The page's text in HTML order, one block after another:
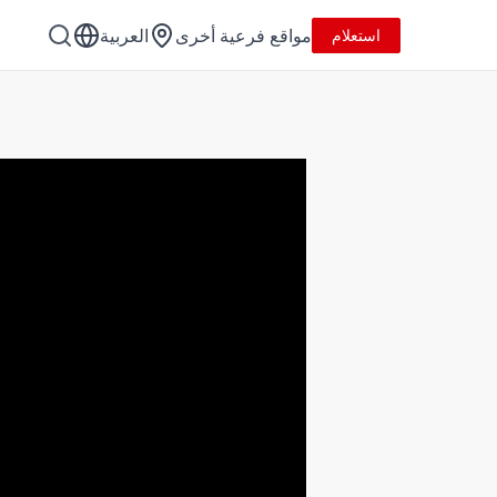
العربية مواقع فرعية أخرى استعلام